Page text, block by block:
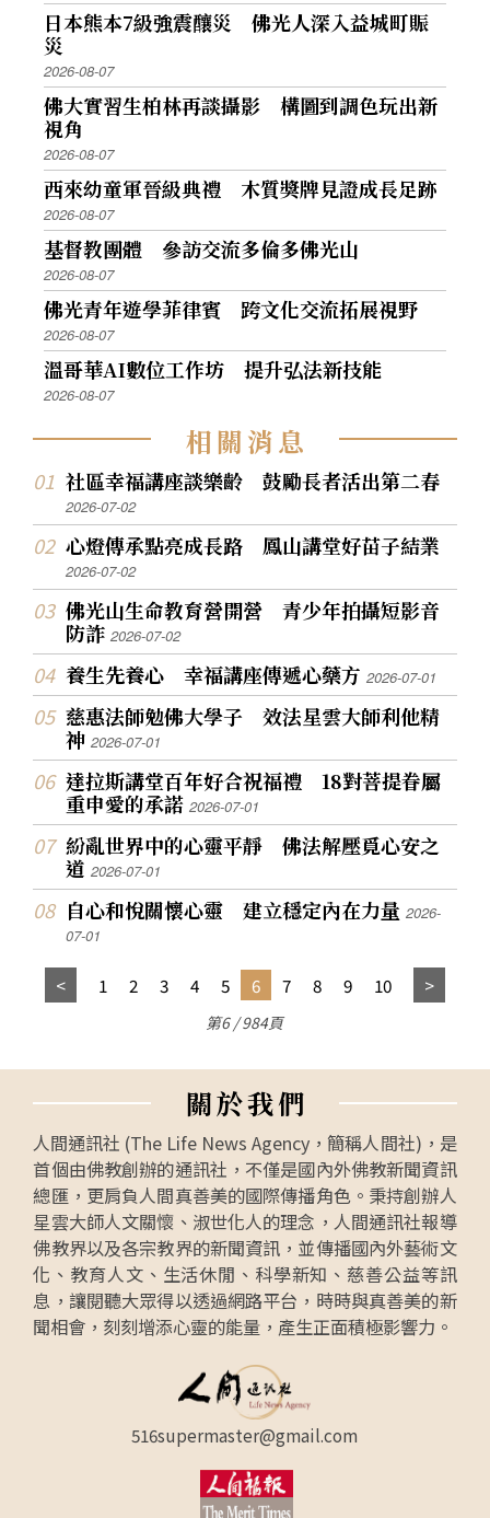
日本熊本7級強震釀災 佛光人深入益城町賑
災
2026-08-07
佛大實習生柏林再談攝影 構圖到調色玩出新
視角
2026-08-07
西來幼童軍晉級典禮 木質獎牌見證成長足跡
2026-08-07
基督教團體 參訪交流多倫多佛光山
2026-08-07
佛光青年遊學菲律賓 跨文化交流拓展視野
2026-08-07
溫哥華AI數位工作坊 提升弘法新技能
2026-08-07
相關消息
社區幸福講座談樂齡 鼓勵長者活出第二春
2026-07-02
心燈傳承點亮成長路 鳳山講堂好苗子結業
2026-07-02
佛光山生命教育營開營 青少年拍攝短影音
防詐2026-07-02
養生先養心 幸福講座傳遞心藥方2026-07-01
慈惠法師勉佛大學子 效法星雲大師利他精
神2026-07-01
達拉斯講堂百年好合祝福禮 18對菩提眷屬
重申愛的承諾2026-07-01
紛亂世界中的心靈平靜 佛法解壓覓心安之
道2026-07-01
自心和悅關懷心靈 建立穩定內在力量2026-
07-01
1 2 3 4 5 6 7 8 9 10
第6 / 984頁
關於我們
人間通訊社 (The Life News Agency，簡稱人間社)，是
首個由佛教創辦的通訊社，不僅是國內外佛教新聞資訊
總匯，更肩負人間真善美的國際傳播角色。秉持創辦人
星雲大師人文關懷、淑世化人的理念，人間通訊社報導
佛教界以及各宗教界的新聞資訊，並傳播國內外藝術文
化、教育人文、生活休閒、科學新知、慈善公益等訊
息，讓閱聽大眾得以透過網路平台，時時與真善美的新
聞相會，刻刻增添心靈的能量，產生正面積極影響力。
516supermaster@gmail.com